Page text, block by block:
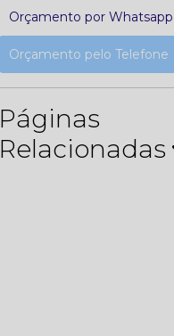
Orçamento por Whatsapp
Orçamento pelo Telefone
Páginas
Relacionadas